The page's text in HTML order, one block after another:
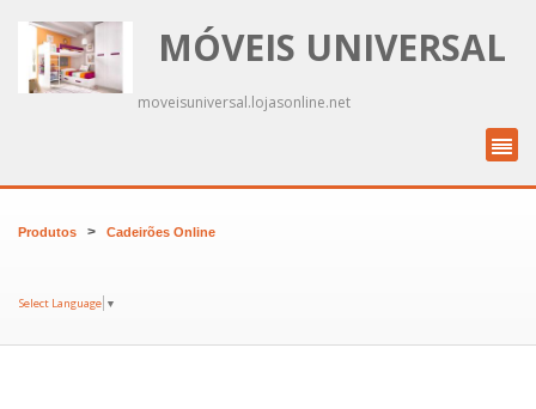
MÓVEIS UNIVERSAL
moveisuniversal.lojasonline.net
Produtos > Cadeirões Online
Select Language ▼